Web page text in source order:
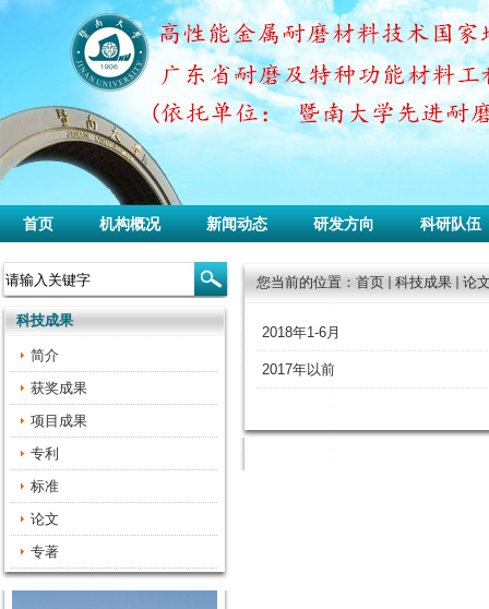
首页 机构概况 新闻动态 研发方向 科研队伍
科技成果
简介
获奖成果
项目成果
专利
标准
论文
专著
您当前的位置： 首页 科技成果 论
2018年1-6月
2017年以前